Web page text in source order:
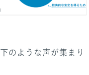
のような声が集まり